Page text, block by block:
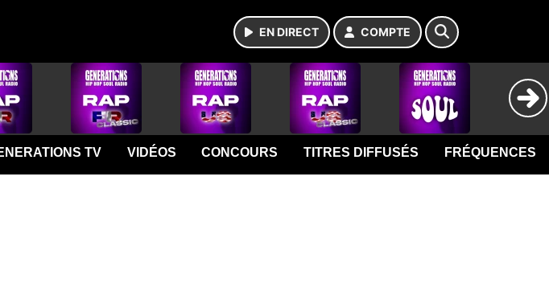
EN DIRECT COMPTE
TV VIDÉOS CONCOURS TITRES DIFFUSÉS FRÉQUENCES